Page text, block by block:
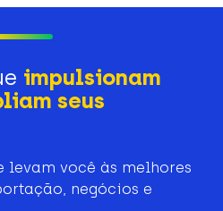
impulsionam
seus
levam você às melhores
negócios e